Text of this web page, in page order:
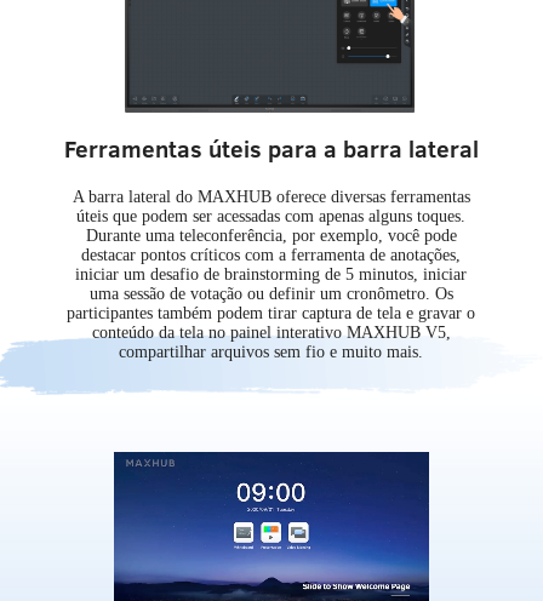
Ferramentas úteis para a barra lateral
A barra lateral do MAXHUB oferece diversas ferramentas
úteis que podem ser acessadas com apenas alguns toques.
Durante uma teleconferência, por exemplo, você pode
destacar pontos críticos com a ferramenta de anotações,
iniciar um desafio de brainstorming de 5 minutos, iniciar
uma sessão de votação ou definir um cronômetro. Os
participantes também podem tirar captura de tela e gravar o
conteúdo da tela no painel interativo MAXHUB V5,
compartilhar arquivos sem fio e muito mais.